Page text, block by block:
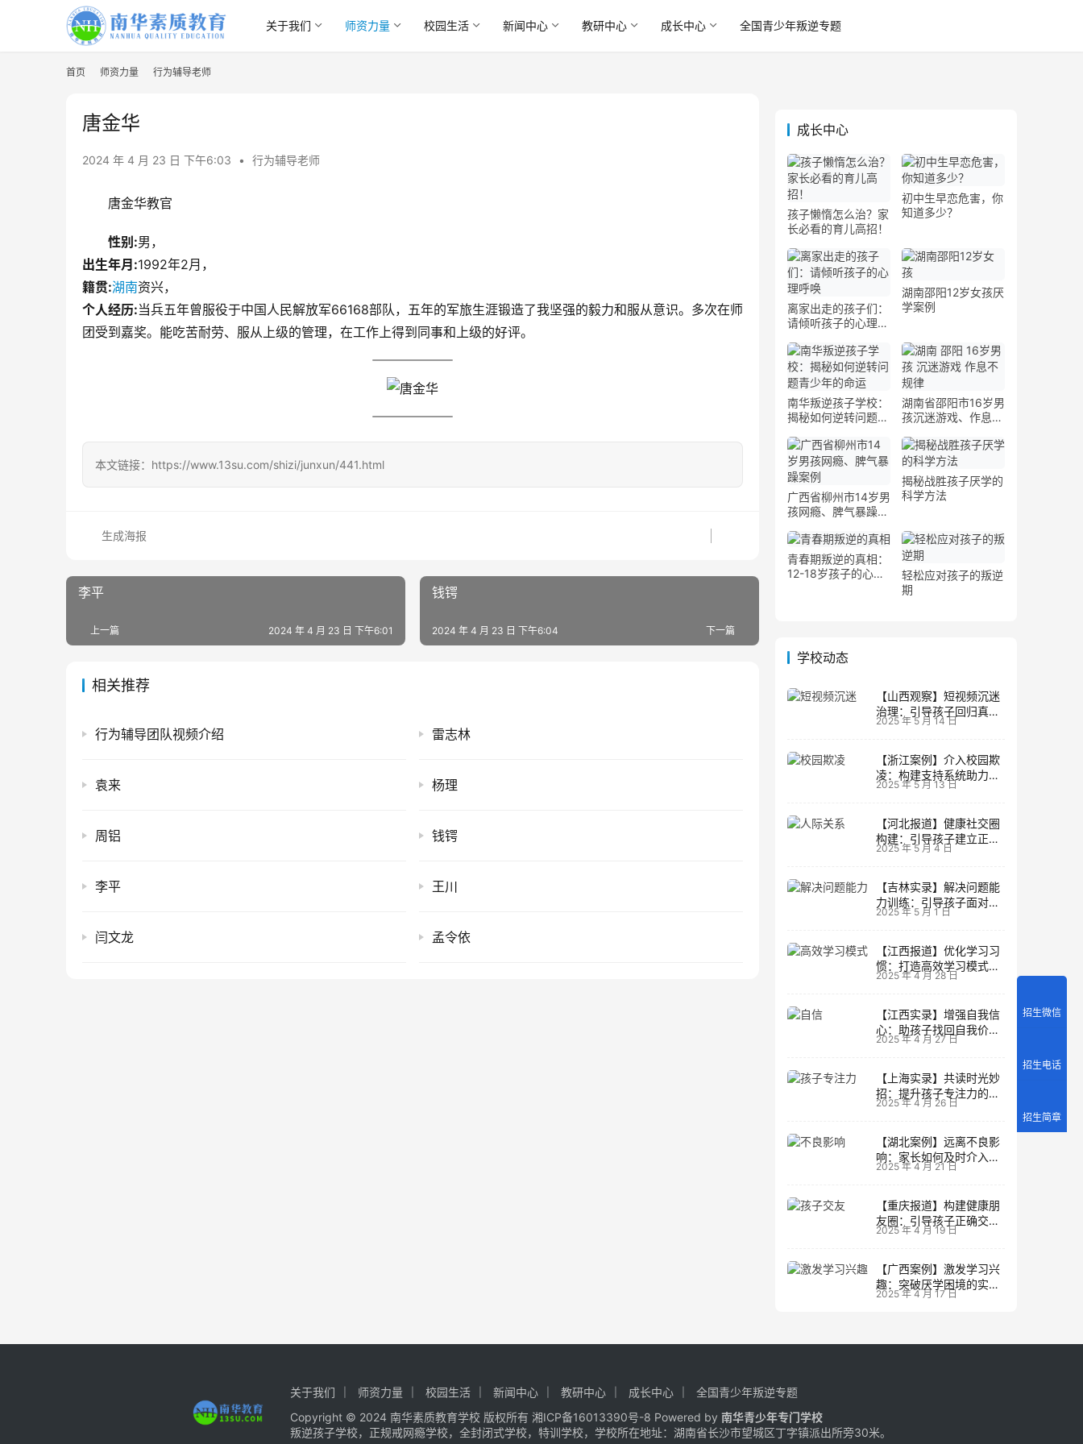
关于我们 师资力量 校园生活 新闻中心 教研中心 成长中心 全国青少年叛逆专题
首页 师资力量 行为辅导老师
唐金华
2024 年 4 月 23 日 下午6:03 • 行为辅导老师
唐金华教官
性别:男，
出生年月:1992年2月，
籍贯:湖南资兴，
个人经历:当兵五年曾服役于中国人民解放军66168部队，五年的军旅生涯锻造了我坚强的毅力和服从意识。多次在师
团受到嘉奖。能吃苦耐劳、服从上级的管理，在工作上得到同事和上级的好评。
本文链接：https://www.13su.com/shizi/junxun/441.html
生成海报
李平
上一篇 2024 年 4 月 23 日 下午6:01
钱锷
下一篇
2024 年 4 月 23 日 下午6:04
相关推荐
行为辅导团队视频介绍 雷志林
袁来 杨理
周铝 钱锷
李平 王川
闫文龙 孟令依
成长中心
孩子懒惰怎么治？家
长必看的育儿高招！
初中生早恋危害，你
知道多少？
离家出走的孩子们：
请倾听孩子的心理呼
湖南邵阳12岁女孩厌
学案例
南华叛逆孩子学校：
揭秘如何逆转问题青
湖南省邵阳市16岁男
孩沉迷游戏、作息不
广西省柳州市14岁男
孩网瘾、脾气暴躁案
揭秘战胜孩子厌学的
科学方法
青春期叛逆的真相：
12-18岁孩子的心理
轻松应对孩子的叛逆
期
学校动态
【山西观察】短视频沉迷
治理：引导孩子回归真实
生活
2025 年 5 月 14 日
【浙江案例】介入校园欺
凌：构建支持系统助力孩
子成长
2025 年 5 月 13 日
【河北报道】健康社交圈
构建：引导孩子建立正向
人际关系
2025 年 5 月 4 日
【吉林实录】解决问题能
力训练：引导孩子面对主
动挑战
2025 年 5 月 1 日
【江西报道】优化学习习
惯：打造高效学习模式的
实用技巧
2025 年 4 月 28 日
【江西实录】增强自我信
心：助孩子找回自我价值
的策略
2025 年 4 月 27 日
【上海实录】共读时光妙
招：提升孩子专注力的阅
读策略
2025 年 4 月 26 日
【湖北案例】远离不良影
响：家长如何及时介入调
整方向
2025 年 4 月 21 日
【重庆报道】构建健康朋
友圈：引导孩子正确交友
的实践经验
2025 年 4 月 19 日
【广西案例】激发学习兴
趣：突破厌学困境的实战
经验
2025 年 4 月 17 日
关于我们 师资力量 校园生活 新闻中心 教研中心 成长中心
全国青少年叛逆专题
Copyright © 2024 南华素质教育学校 版权所有湘ICP备16013390号-8 Powered by南华青少年专门学校
叛逆孩子学校，正规戒网瘾学校，全封闭式学校，特训学校，学校所在地址：湖南省长沙市望城区丁字镇派出所旁30米。
招生微信
招生电话
招生简章